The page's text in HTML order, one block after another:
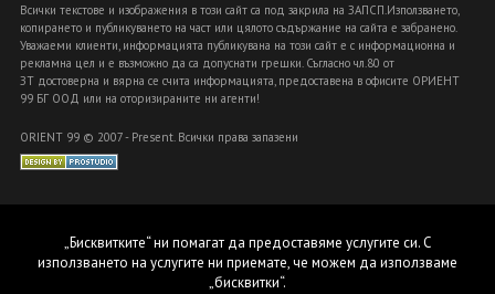
Всички текстове и изображения в този сайт са под закрила на ЗАПСП.Използването,
копирането и публикуването на част или цялото съдържание на сайта е забранено.
Уважаеми клиенти, информацията публикувана на този сайт е с информационна и
рекламна цел и е възможно да са допуснати грешки. Съгласно чл.80 от
ЗТ достоверна и вярна се счита информацията, предоставена в офисите ОРИЕНТ
99 БГ ООД или на оторизираните ни агенти!
ORIENT 99 © 2007 - Present. Всички права запазени
„Бисквитките“ ни помагат да предоставяме услугите си. С
използването на услугите ни приемате, че можем да използваме
„бисквитки“.